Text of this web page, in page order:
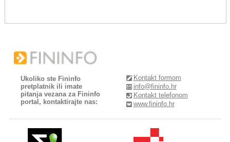
Ukoliko ste Fininfo
pretplatnik ili imate
pitanja vezana za Fininfo
portal, kontaktirajte nas:
Kontakt formom
info@fininfo.hr
Kontakt telefonom
www.fininfo.hr